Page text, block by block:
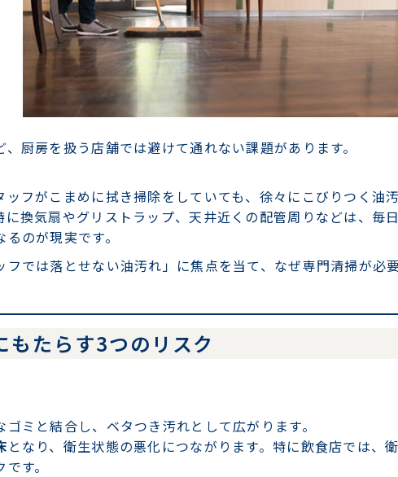
厨房を扱う店舗では避けて通れない課題があります。
ッフがこまめに拭き掃除をしていても、徐々にこびりつく油
換気扇やグリストラップ、天井近くの配管周りなどは、毎
のが現実です。
フでは落とせない油汚れ」に焦点を当て、なぜ専門清掃が必
もたらす3つのリスク
ミと結合し、ベタつき汚れとして広がります。
となり、衛生状態の悪化につながります。特に飲食店では、
す。